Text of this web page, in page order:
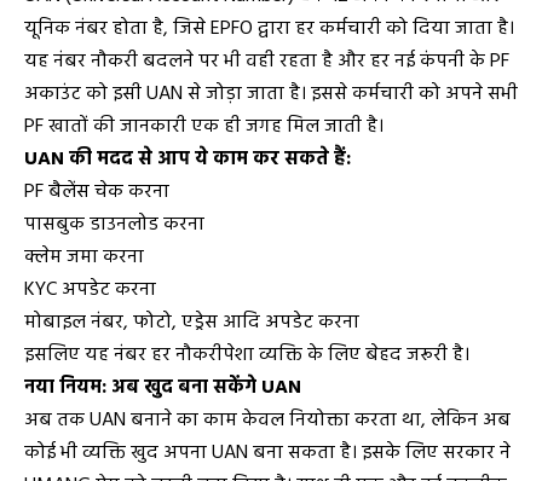
यूनिक नंबर होता है, जिसे EPFO द्वारा हर कर्मचारी को दिया जाता है।
यह नंबर नौकरी बदलने पर भी वही रहता है और हर नई कंपनी के PF
अकाउंट को इसी UAN से जोड़ा जाता है। इससे कर्मचारी को अपने सभी
PF खातों की जानकारी एक ही जगह मिल जाती है।
UAN की मदद से आप ये काम कर सकते हैं:
PF बैलेंस चेक करना
पासबुक डाउनलोड करना
क्लेम जमा करना
KYC अपडेट करना
मोबाइल नंबर, फोटो, एड्रेस आदि अपडेट करना
इसलिए यह नंबर हर नौकरीपेशा व्यक्ति के लिए बेहद जरूरी है।
नया नियम: अब खुद बना सकेंगे UAN
अब तक UAN बनाने का काम केवल नियोक्ता करता था, लेकिन अब
कोई भी व्यक्ति खुद अपना UAN बना सकता है। इसके लिए सरकार ने